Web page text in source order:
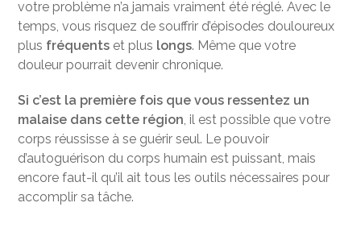
votre problème n’a jamais vraiment été réglé. Avec le
temps, vous risquez de souffrir d’épisodes douloureux
plus fréquents et plus longs. Même que votre
douleur pourrait devenir chronique.
Si c’est la première fois que vous ressentez un
malaise dans cette région, il est possible que votre
corps réussisse à se guérir seul. Le pouvoir
d’autoguérison du corps humain est puissant, mais
encore faut-il qu’il ait tous les outils nécessaires pour
accomplir sa tâche.